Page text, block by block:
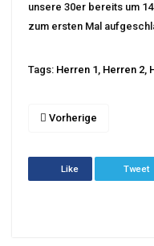
unsere 30er bereits um
zum ersten Mal
Tags: Herren 1, Herren 2,
Vorherige
Like Tweet